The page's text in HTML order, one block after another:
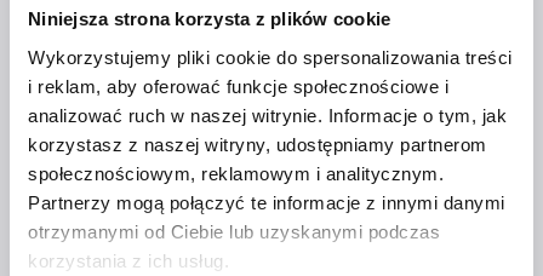
Niniejsza strona korzysta z plików cookie
Wykorzystujemy pliki cookie do spersonalizowania treści
i reklam, aby oferować funkcje społecznościowe i
analizować ruch w naszej witrynie. Informacje o tym, jak
korzystasz z naszej witryny, udostępniamy partnerom
społecznościowym, reklamowym i analitycznym.
Partnerzy mogą połączyć te informacje z innymi danymi
otrzymanymi od Ciebie lub uzyskanymi podczas
korzystania z ich usług.
SKUTECZNA KOMUNIKACJA A… SIŁA
SŁÓW